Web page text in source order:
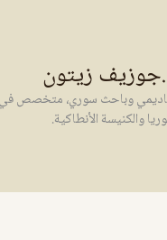
زيتون
وباحث سوري، متخصص في
والكنيسة الأنطاكية.